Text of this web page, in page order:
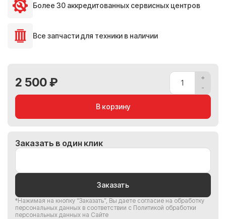
Более 30 аккредитованных сервисных центров
Все запчасти для техники в наличии
2 500 ₽
В корзину
Заказать в один клик
Заказать
*Нажимая на кнопку “Заказать”, Вы даете согласие на обработку
персональных данных в соответствии с Политикой обработки
персональных данных на Сайте